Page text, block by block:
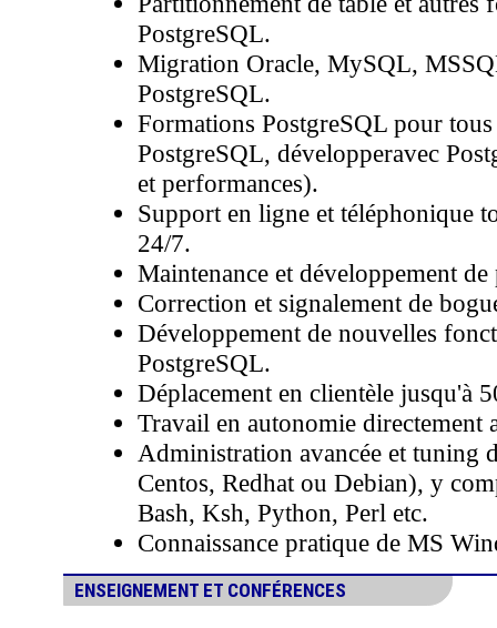
PostgreSQL.
Migration Oracle, MySQL,
PostgreSQL.
Formations PostgreSQL pour
PostgreSQL, développeravec
et performances).
Support en ligne et téléphonique
24/7.
Maintenance et développement
Correction et signalement de
Développement de nouvelles
PostgreSQL.
Déplacement en clientèle jusqu'à
Travailen autonomie directement
Administration avancée et tuning
Centos, Redhat ou Debian), y
Bash, Ksh, Python, Perl etc.
Connaissance pratique de MS
ENSEIGNEMENT ET CONFÉRENCES